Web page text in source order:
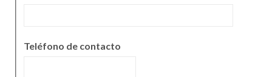
Teléfono de contacto